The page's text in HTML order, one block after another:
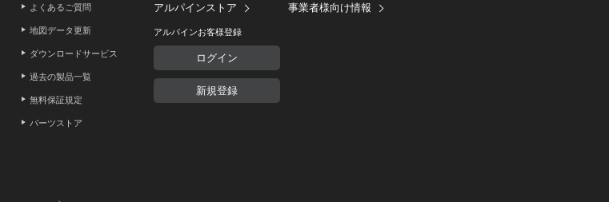
よくあるご質問
地図データ更新
ダウンロードサービス
過去の製品一覧
無料保証規定
パーツストア
アルパインストア
アルパインお客様登録
ログイン
新規登録
事業者様向け情報